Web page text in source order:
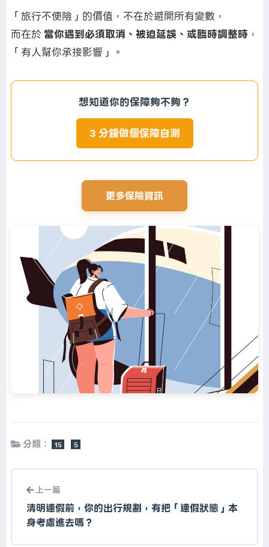
「旅行不便險」的價值，不在於避開所有變數，
而在於 當你遇到必須取消、被迫延誤、或臨時調整時 ，
「有人幫你承接影響」。
想知道你的保障夠不夠？
3 分鐘做個保障自測
更多保險資訊
分類： 15 5
上一篇
清明連假前，你的出行規劃，有把「連假狀態」本
身考慮進去嗎？